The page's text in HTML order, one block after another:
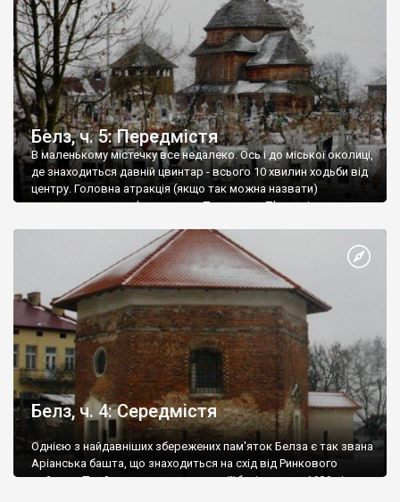
Белз, ч. 5: Передмістя
В маленькому містечку все недалеко. Ось і до міської околиці,
де знаходиться давній цвинтар - всього 10 хвилин ходьби від
центру. Головна атракція (якщо так можна назвати)
кладовища - дерев'яна церква Параскеви П'ятниці, яка
XVII століття. Є припущення, що храм був збудований у селі
Прусинів і перенесений на цвинтар в Белзі у XVIII столітті.
Існує думка, що теперішній храм - вже третій на цьому місці.
Белз, ч. 4: Середмістя
Однією з найдавніших збережених пам'яток Белза є так звана
Аріанська башта, що знаходиться на схід від Ринкового
майдану. Прийнято вважати датою її будівництва 1606 рік.